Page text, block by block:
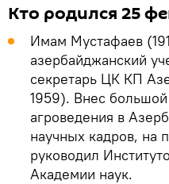
Кто родился 25
Имам Мустафаев
азербайджанский
секретарь ЦК КП
1959). Внес большой
агроведения в
научных кадров, на
руководил
Академии наук.